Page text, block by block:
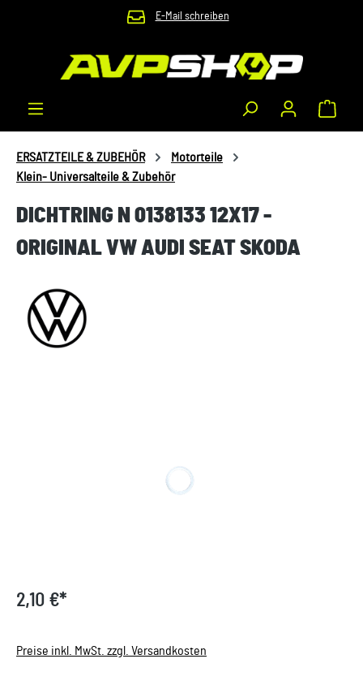
Zum Hauptinhalt springen E-Mail schreiben
ERSATZTEILE & ZUBEHÖR
Motorteile
Klein- Universalteile & Zubehör
DICHTRING N 0138133 12X17 -
ORIGINAL VW AUDI SEAT SKODA
2,10 €*
Preise inkl. MwSt. zzgl. Versandkosten